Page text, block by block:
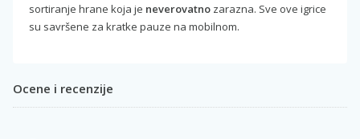
sortiranje hrane koja je neverovatno zarazna. Sve ove igrice
su savršene za kratke pauze na mobilnom.
Ocene i recenzije